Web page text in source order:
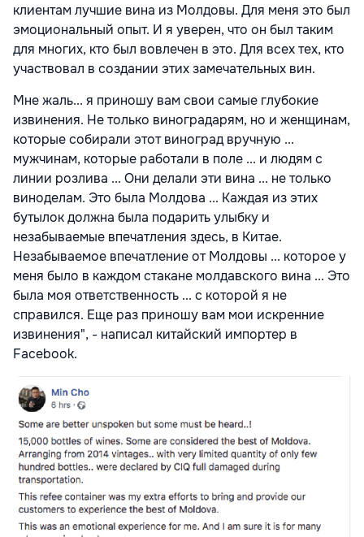
клиентам лучшие вина из Молдовы. Для меня это был
эмоциональный опыт. И я уверен, что он был таким
для многих, кто был вовлечен в это. Для всех тех, кто
участвовал в создании этих замечательных вин.
Мне жаль... я приношу вам свои самые глубокие
извинения. Не только виноградарям, но и женщинам,
которые собирали этот виноград вручную ...
мужчинам, которые работали в поле ... и людям с
линии розлива ... Они делали эти вина ... не только
виноделам. Это была Молдова ... Каждая из этих
бутылок должна была подарить улыбку и
незабываемые впечатления здесь, в Китае.
Незабываемое впечатление от Молдовы ... которое у
меня было в каждом стакане молдавского вина ... Это
была моя ответственность ... с которой я не
справился. Еще раз приношу вам мои искренние
извинения", - написал китайский импортер в
Facebook.